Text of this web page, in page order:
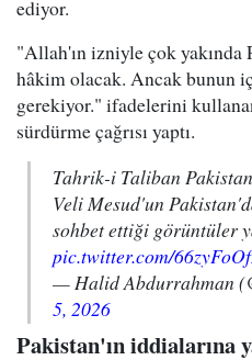
ediyor.
"Allah'ın izniyle çok
hâkim olacak. Ancak bunun
gerekiyor." ifadelerini
sürdürme çağrısı yaptı.
Tahrik-i Taliban
Veli Mesud'un
sohbet ettiği görüntüler
pic.twitter.com/
— Halid Abdurrahman
5, 2026
Pakistan'ın iddialarına